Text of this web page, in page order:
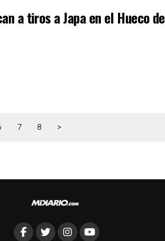
a tiros a Japa en el Hueco de
7 8 >